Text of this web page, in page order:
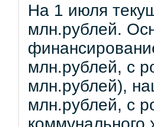
На 1 июля
млн.рублей.
млн.рублей, с
млн.рублей),
млн.рублей, с